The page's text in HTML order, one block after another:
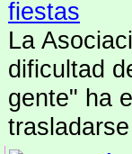
fiestas
La
dificultad
gente" ha